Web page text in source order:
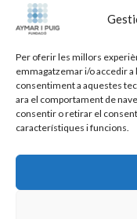
Per oferir les millors
emmagatzemar i/o accedir
consentiment a aquestes
ara el comportament de
consentir o retirar el
característiques i funcions.
febrer 2026 (1)
gener 2026(1)
desembre 2025(1)
setembre 2025(1)